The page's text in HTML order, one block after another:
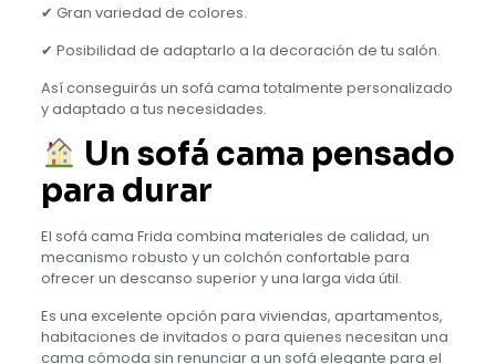
✔ Gran variedad de colores.
✔ Posibilidad de adaptarlo a la decoración de tu salón.
Así conseguirás un sofá cama totalmente personalizado
y adaptado a tus necesidades.
Un sofá cama pensado
para durar
El sofá cama Frida combina materiales de calidad, un
mecanismo robusto y un colchón confortable para
ofrecer un descanso superior y una larga vida útil.
Es una excelente opción para viviendas, apartamentos,
habitaciones de invitados o para quienes necesitan una
cama cómoda sin renunciar a un sofá elegante para el